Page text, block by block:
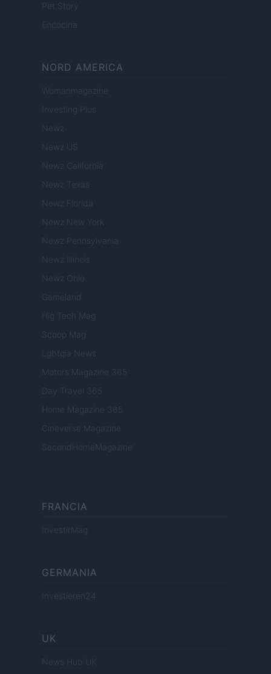
Pet Story
Encocina
NORD AMERICA
Womanmagazine
Investing Plus
Newz
Newz US
Newz California
Newz Texas
Newz Florida
Newz New York
Newz Pennsylvania
Newz Illinois
Newz Ohio
Gameland
Hig Tech Mag
Scoop Mag
Lgbtqia News
Motors Magazine 365
Day Travel 365
Home Magazine 365
Cineverse Magazine
SecondHomeMagazine
FRANCIA
InvestirMag
GERMANIA
Investieren24
UK
News Hub UK